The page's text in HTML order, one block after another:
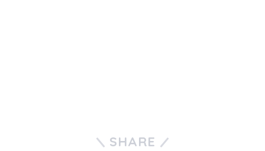
SHARE